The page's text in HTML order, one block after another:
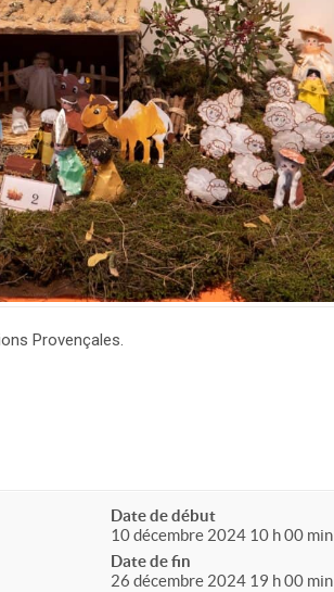
Provençales.
Date de début
10 décembre 2024 10 h 00 min
Date de fin
26 décembre 2024 19 h 00 min